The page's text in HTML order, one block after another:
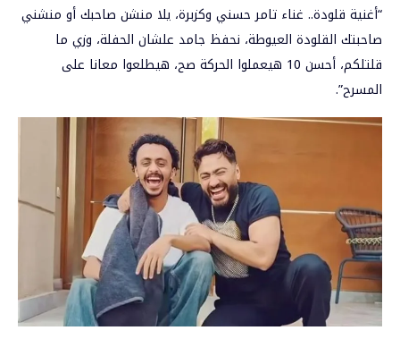
“أغنية قلودة.. غناء تامر حسني وكزبرة، يلا منشن صاحبك أو منشني
صاحبتك القلودة العيوطة، نحفظ جامد علشان الحفلة، وزي ما
قلتلكم، أحسن 10 هيعملوا الحركة صح، هيطلعوا معانا على
المسرح”.